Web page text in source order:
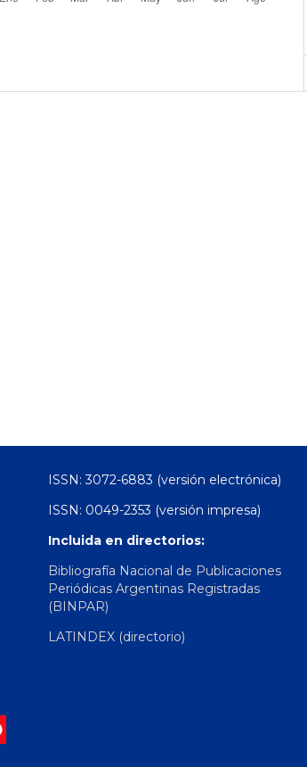
ISSN: 3072-6883 (versión electrónica)
ISSN: 0049-2353 (versión impresa)
Incluida en directorios:
Bibliografía Nacional de Publicaciones
Periódicas Argentinas Registradas
(BINPAR)
LATINDEX (directorio)